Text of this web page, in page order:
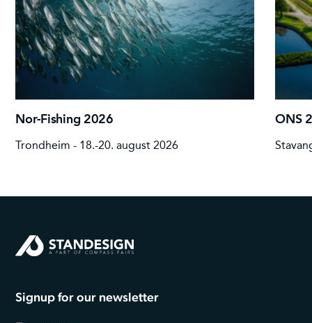
Nor-Fishing 2026
Trondheim - 18.-20. august 2026
ONS
Signup for our newsletter